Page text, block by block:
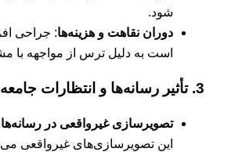
شود.
دوران نقاهت و هزینه‌ها: جراحی
است به دلیل ترس از مواجهه با
3. تأثیر رسانه‌ها و انتظارات جامعه
تصویرسازی غیرواقعی در رسانه‌ها
این تصویرسازی‌های غیرواقعی